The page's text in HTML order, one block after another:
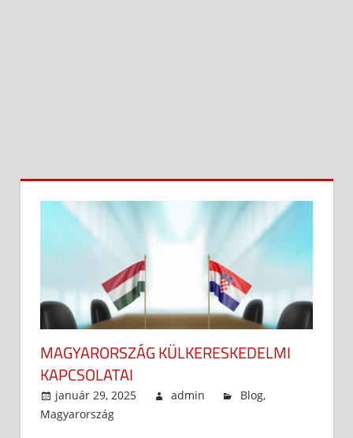
MAGYARORSZÁG KÜLKERESKEDELMI
KAPCSOLATAI
január 29, 2025 admin Blog,
Magyarország